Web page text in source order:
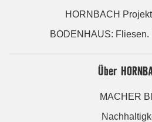
HORNBACH
BODENHAUS: Fliesen.
Über
MACHER